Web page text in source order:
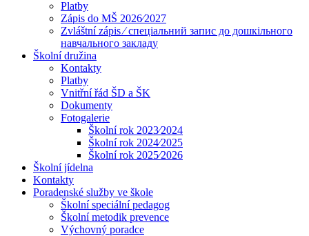
Platby
Zápis do MŠ 2026⁄2027
Zvláštní zápis ⁄ спеціальний запис до дошкільного
навчального закладу
Školní družina
Kontakty
Platby
Vnitřní řád ŠD a ŠK
Dokumenty
Fotogalerie
Školní rok 2023⁄2024
Školní rok 2024⁄2025
Školní rok 2025⁄2026
Školní jídelna
Kontakty
Poradenské služby ve škole
Školní speciální pedagog
Školní metodik prevence
Výchovný poradce